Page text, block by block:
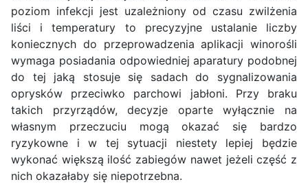
poziom infekcji jest uzależniony od czasu zwilżenia
liści i temperatury to precyzyjne ustalanie liczby
koniecznych do przeprowadzenia aplikacji winorośli
wymaga posiadania odpowiedniej aparatury podobnej
do tej jaką stosuje się sadach do sygnalizowania
oprysków przeciwko parchowi jabłoni. Przy braku
takich przyrządów, decyzje oparte wyłącznie na
własnym przeczuciu mogą okazać się bardzo
ryzykowne i w tej sytuacji niestety lepiej będzie
wykonać większą ilość zabiegów nawet jeżeli część z
nich okazałaby się niepotrzebna.